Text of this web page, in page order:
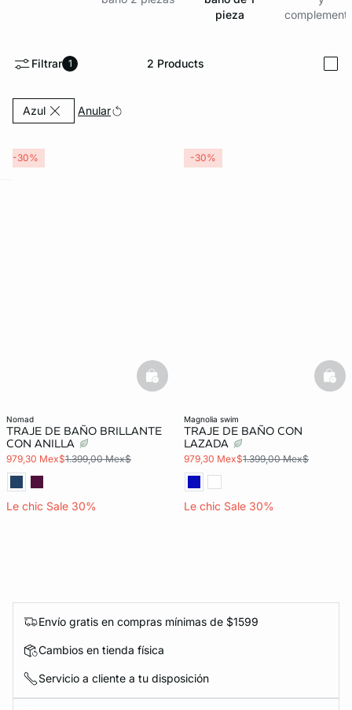
DE PANTIES
pieza
Filtrar 1 2 Products
AzulCurrently Refined by Color: Azul
Anular
nomad
TRAJE DE BAÑO BRILLANTE
CON ANILLA
979,30 Mex$1.399,00 Mex$
Le chic Sale 30%
basketfull
-30%
magnolia swim
TRAJE DE BAÑO CON
LAZADA
979,30 Mex$1.399,00 Mex$
Le chic Sale 30%
-30%
Envío gratis en compras mínimas de $1599
Cambios en tienda física
Servicio a cliente a tu disposición